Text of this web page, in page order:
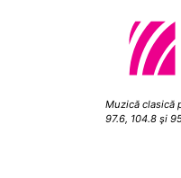
Muzică clasică
97.6, 104.8 şi